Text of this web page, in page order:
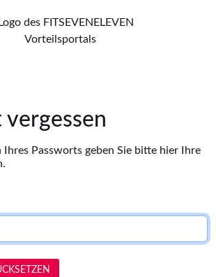
vergessen
Ihres Passworts geben Sie bitte hier Ihre